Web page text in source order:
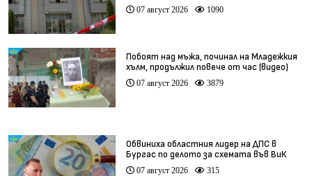
07 август 2026 1090
Побоят над мъжа, починал на Младежкия
хълм, продължил повече от час (видео)
07 август 2026 3879
Обвиниха областния лидер на ДПС в
Бургас по делото за схемата във ВиК
07 август 2026 315